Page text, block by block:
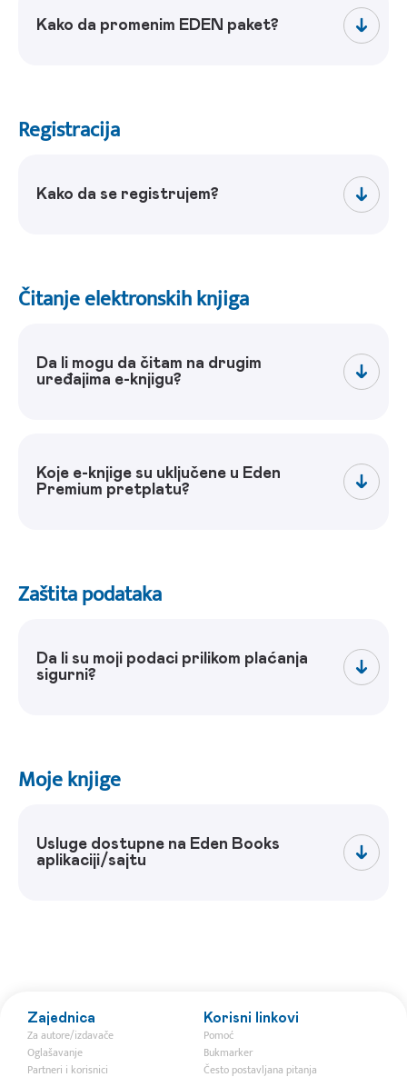
Kako da promenim EDEN paket?
Registracija
Kako da se registrujem?
Čitanje elektronskih knjiga
Da li mogu da čitam na drugim
uređajima e-knjigu?
Koje e-knjige su uključene u Eden
Premium pretplatu?
Zaštita podataka
Da li su moji podaci prilikom plaćanja
sigurni?
Moje knjige
Usluge dostupne na Eden Books
aplikaciji/sajtu
Zajednica
Za autore/izdavače
Oglašavanje
Partneri i korisnici
Korisni linkovi
Pomoć
Bukmarker
Često postavljana pitanja